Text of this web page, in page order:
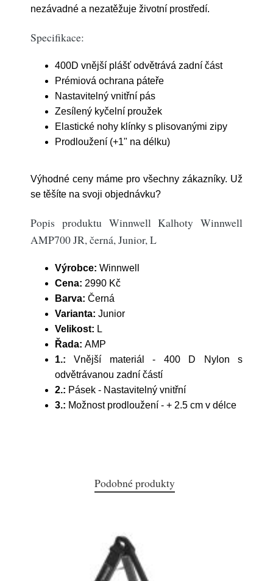
nezávadné a nezatěžuje životní prostředí.
Specifikace:
400D vnější plášť odvětrává zadní část
Prémiová ochrana páteře
Nastavitelný vnitřní pás
Zesílený kyčelní proužek
Elastické nohy klínky s plisovanými zipy
Prodloužení (+1" na délku)
Výhodné ceny máme pro všechny zákazníky. Už
se těšíte na svoji objednávku?
Popis produktu Winnwell Kalhoty Winnwell
AMP700 JR, černá, Junior, L
Výrobce: Winnwell
Cena: 2990 Kč
Barva: Černá
Varianta: Junior
Velikost: L
Řada: AMP
1.:Vnější materiál - 400 D Nylon s
odvětrávanou zadní částí
2.: Pásek - Nastavitelný vnitřní
3.: Možnost prodloužení - + 2.5 cm v délce
Podobné produkty